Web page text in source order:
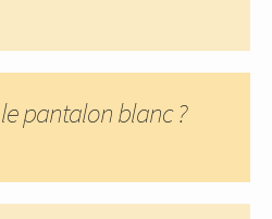
le pantalon blanc ?